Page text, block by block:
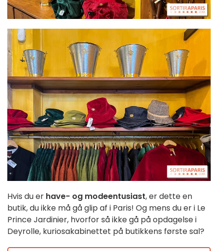
Hvis du er have- og modeentusiast, er dette en
butik, du ikke må gå glip af i Paris! Og mens du er i Le
Prince Jardinier, hvorfor så ikke gå på opdagelse i
Deyrolle, kuriosakabinettet på butikkens første sal?